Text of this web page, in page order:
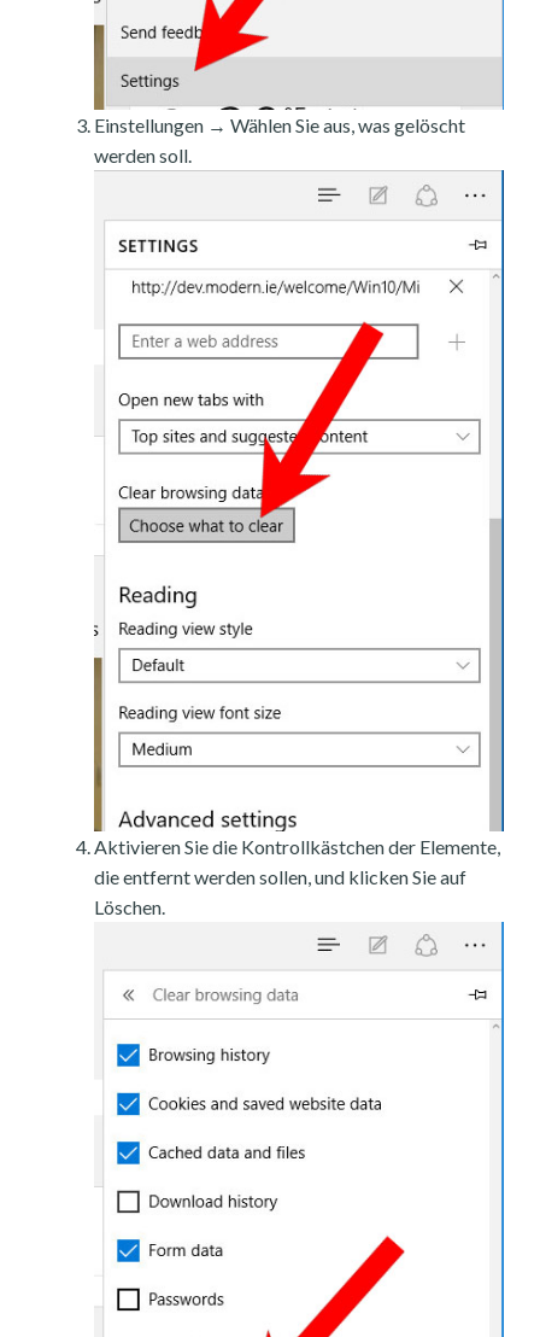
Einstellungen → Wählen Sie aus, was gelöscht
werden soll.
Aktivieren Sie die Kontrollkästchen der Elemente,
die entfernt werden sollen, und klicken Sie auf
Löschen.